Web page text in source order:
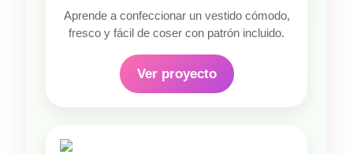
Aprende a confeccionar un vestido cómodo,
fresco y fácil de coser con patrón incluido.
Ver proyecto